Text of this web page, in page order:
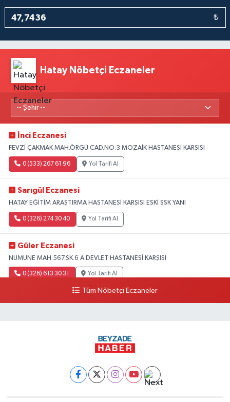
₺
Hatay Nöbetçi Eczaneler
İnci Eczanesi
FEVZİ ÇAKMAK MAH.ÖRGÜ CAD.NO:3 MOZAİK HASTANESİ KARŞISI
0 (533) 267 61 96 Yol Tarifi Al
Sarıgül Eczanesi
HATAY EĞİTİM ARAŞTIRMA HASTANESİ KARŞISI ESKİ SSK YANI
0 (326) 274 30 40 Yol Tarifi Al
Güler Eczanesi
NUMUNE MAH.567.SK.6 A DEVLET HASTANESİ KARŞISI
0 (326) 613 30 31 Yol Tarifi Al
KARAAĞAÇ ŞARKKONAK MAH.593.SK.2 A
Yol Tarifi Al
Tüm Nöbetçi Eczaneler